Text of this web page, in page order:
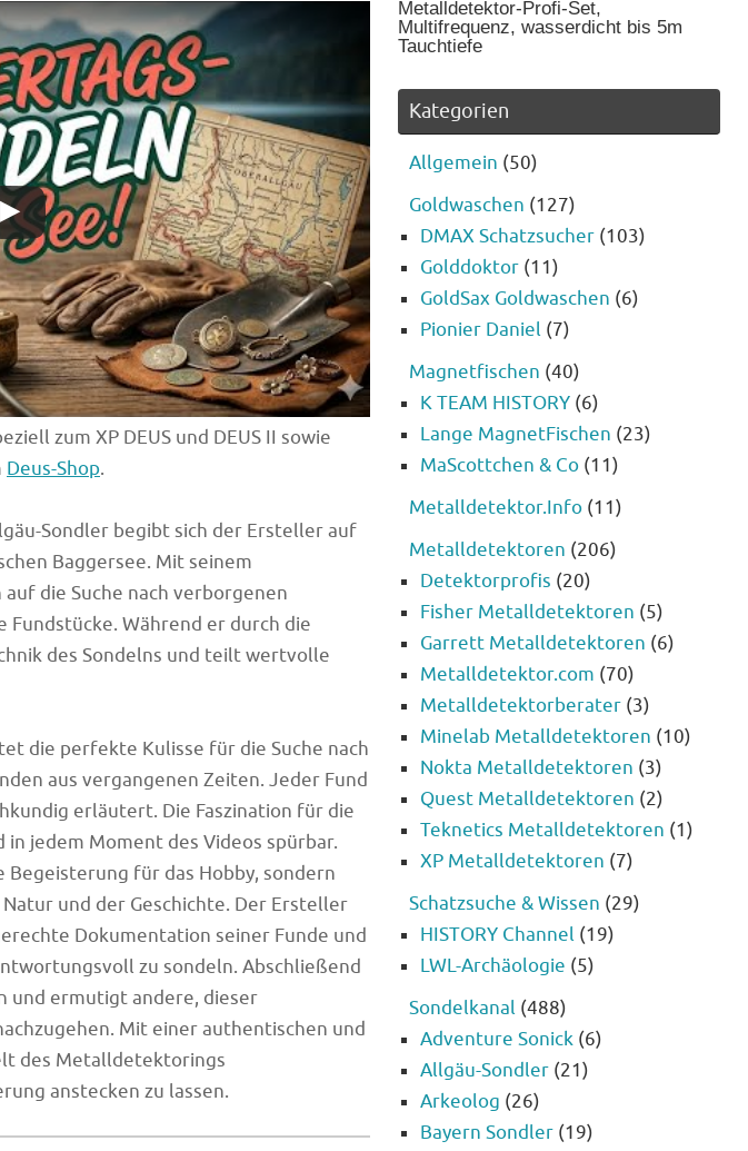
zum XP DEUS und DEUS II sowie
Deus-Shop.
Sondler begibt sich der Ersteller auf
Baggersee. Mit seinem
die Suche nach verborgenen
Während er durch die
des Sondelns und teilt wertvolle
die perfekte Kulisse für die Suche nach
aus vergangenen Zeiten. Jeder Fund
erläutert. Die Faszination für die
jedem Moment des Videos spürbar.
für das Hobby, sondern
und der Geschichte. Der Ersteller
Dokumentation seiner Funde und
zu sondeln. Abschließend
und ermutigt andere, dieser
Mit einer authentischen und
des Metalldetektorings
anstecken zu lassen.
Metalldetektor-Profi-Set,
Multifrequenz, wasserdicht bis 5m
Tauchtiefe
Kategorien
Allgemein (50)
Goldwaschen (127)
DMAX Schatzsucher (103)
Golddoktor (11)
GoldSax Goldwaschen (6)
Pionier Daniel (7)
Magnetfischen (40)
K TEAM HISTORY (6)
Lange MagnetFischen (23)
MaScottchen & Co (11)
Metalldetektor.Info (11)
Metalldetektoren (206)
Detektorprofis (20)
Fisher Metalldetektoren (5)
Garrett Metalldetektoren (6)
Metalldetektor.com (70)
Metalldetektorberater (3)
Minelab Metalldetektoren (10)
Nokta Metalldetektoren (3)
Quest Metalldetektoren (2)
Teknetics Metalldetektoren (1)
XP Metalldetektoren (7)
Schatzsuche & Wissen (29)
HISTORY Channel (19)
LWL-Archäologie (5)
Sondelkanal (488)
Adventure Sonick (6)
Allgäu-Sondler (21)
Arkeolog (26)
Bayern Sondler (19)